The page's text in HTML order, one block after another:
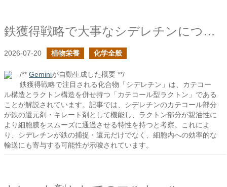
鉄獲得戦略で大事なシデレチンについて
2026-07-20 植物栄養 化学全般
/** Geminiが自動生成した概要 **/
鉄獲得戦略で注目される化合物「シデレチン」は、カテコー
ル構造とラクトン構造を併せ持つ「カテコール型ラクトン」である
ことが解説されています。記事では、シデレチンのカテコール部分
が鉄の還元剤・キレート剤として機能し、ラクトン部分が親油性に
より細胞膜をスムーズに通過させる特性を持つと考察。これによ
り、シデレチンが鉄の捕捉・還元だけでなく、細胞内への効率的な
輸送にも寄与する可能性が示唆されています。